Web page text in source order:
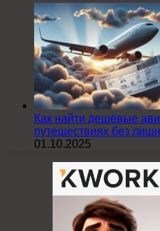
Как найти дешёвые
путешествиях без
01.10.2025